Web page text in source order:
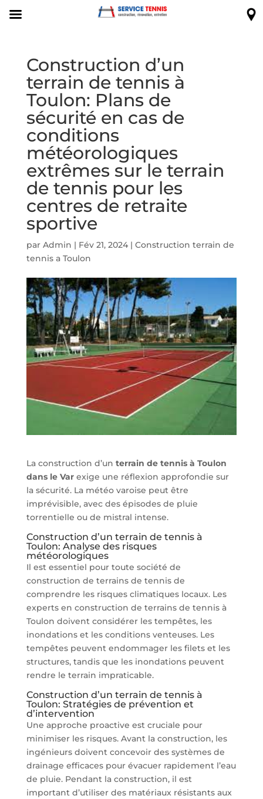
Construction d’un
terrain de tennis à
Toulon: Plans de
sécurité en cas de
conditions
météorologiques
extrêmes sur le terrain
de tennis pour les
centres de retraite
sportive
par Admin | Fév 21, 2024| Construction terrain de
tennis a Toulon
La construction d’un terrain de tennis à Toulon
dans le Varexige une réflexion approfondie sur
la sécurité. La météo varoise peut être
imprévisible, avec des épisodes de pluie
torrentielle ou de mistral intense.
Construction d’un terrain de tennis à
Toulon: Analyse des risques
météorologiques
Il est essentiel pour toute société de
construction de terrains de tennis de
comprendre les risques climatiques locaux. Les
experts en construction de terrains de tennis à
Toulon doivent considérer les tempêtes, les
inondations et les conditions venteuses. Les
tempêtes peuvent endommager les filets et les
structures, tandis que les inondations peuvent
rendre le terrain impraticable.
Construction d’un terrain de tennis à
Toulon: Stratégies de prévention et
d’intervention
Une approche proactive est cruciale pour
minimiser les risques. Avant la construction, les
ingénieurs doivent concevoir des systèmes de
drainage efficaces pour évacuer rapidement l’eau
de pluie. Pendant la construction, il est
important d’utiliser des matériaux résistants aux